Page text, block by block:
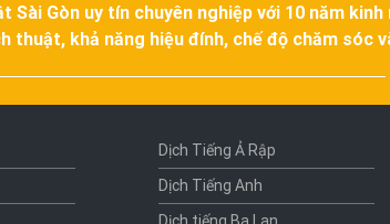
Sài Gòn uy tín chuyên nghiệp với 10 năm kinh
khả năng hiệu đính, chế độ chăm sóc
Dịch Tiếng Ả Rập
Dịch Tiếng Anh
Dịch tiếng Ba Lan